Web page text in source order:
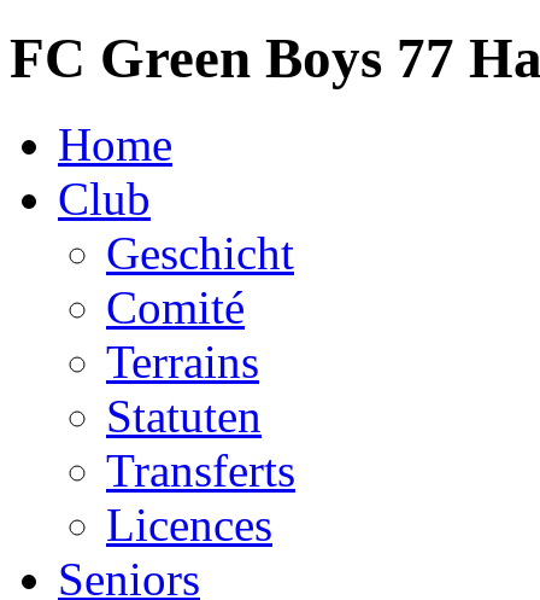
FC Green Boys 77
Home
Club
Geschicht
Comité
Terrains
Statuten
Transferts
Licences
Seniors